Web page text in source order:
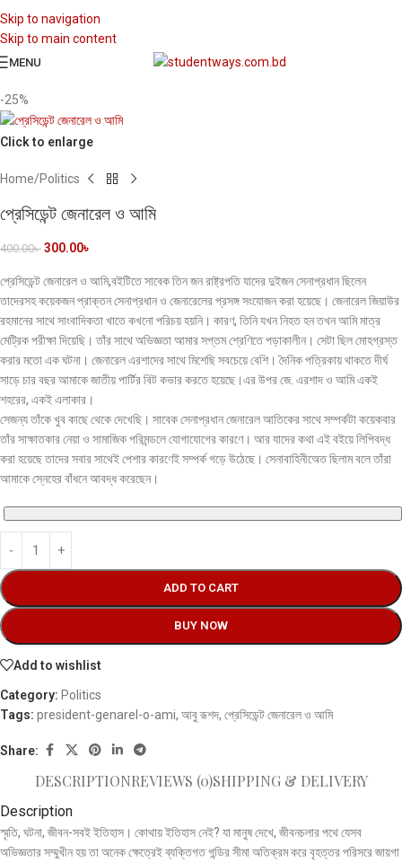
Skip to navigation
Skip to main content
MENU
-25%
Click to enlarge
Home/Politics
প্রেসিডেন্ট জেনারেল ও আমি
400.00৳ 300.00৳
প্রেসিডেন্ট জেনারেল ও আমি,বইটিতে সাবেক তিন জন রাষ্ট্রপতি যাদের দুইজন সেনাপ্রধান ছিলেন
তাদেরসহ কয়েকজন প্রাক্তন সেনাপ্রধান ও জেনারেলের প্রসঙ্গ সংযোজন করা হয়েছে। জেনারেল জিয়াউর
রহমানের সাথে সাংবাদিকতা খাতে কখনো পরিচয় হয়নি। কারণ, তিনি যখন নিহত হন তখন আমি মাত্র
মেট্রিক পরীক্ষা দিয়েছি। তাঁর সাথে অভিজ্ঞতা আমার সপ্তম শ্রেণিতে পড়াকালীন। সেটা ছিল মোহগ্রস্ত
করার মতো এক ঘটনা। জেনারেল এরশাদের সাথে মিশেছি সবচেয়ে বেশি। দৈনিক পত্রিকায় থাকতে দীর্ঘ
সাড়ে চার বছর আমাকে জাতীয় পার্টির বিট কভার করতে হয়েছে।এর উপর জে. এরশাদ ও আমি একই
শহরের, একই এলাকার।
সেজন্য তাঁকে খুব কাছে থেকে দেখেছি। সাবেক সেনাপ্রধান জেনারেল আতিকের সাথে সম্পর্কটা কয়েকবার
তাঁর সাক্ষাতকার নেয়া ও সামাজিক পরিমন্ডলে যোগাযোগের কারণে। আর যাদের কথা এই বইয়ে লিপিবদ্ধ
করা হয়েছে তাদের সবার সাথেই পেশার কারণেই সম্পর্ক গড়ে উঠেছে। সেনাবাহিনীঅেত ছিলাম বলে তাঁরা
আমাকে স্নেহের বাঁধনে আবদ্ধ করেছেন।
ADD TO CART
BUY NOW
Add to wishlist
Category: Politics
Tags: president-genarel-o-ami, আবু রূশদ, প্রেসিডেন্ট জেনারেল ও আমি
Share:
DESCRIPTIONREVIEWS (0)SHIPPING & DELIVERY
Description
স্মৃতি, ঘটনা, জীবন-সবই ইতিহাস। কোথায় ইতিহাস নেই? যা মানুষ দেখে, জীবনচলার পথে যেসব
অভিজ্ঞতার সম্মুখীন হয় তা অনেক ক্ষেত্রেই ব্যক্তিগত গন্ডির সীমা অতিক্রম করে বৃহত্তর পরিসরে জায়গা